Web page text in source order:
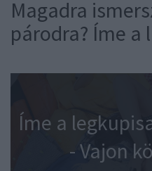
Magadra
párodra? Íme a
Íme a
- Vajon